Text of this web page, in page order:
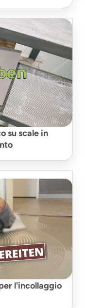
su scale in
l'incollaggio